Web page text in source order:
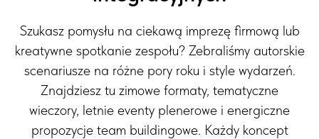
Szukasz pomysłu na ciekawą imprezę firmową lub
kreatywne spotkanie zespołu? Zebraliśmy autorskie
scenariusze na różne pory roku i style wydarzeń.
Znajdziesz tu zimowe formaty, tematyczne
wieczory, letnie eventy plenerowe i energiczne
propozycje team buildingowe. Każdy koncept